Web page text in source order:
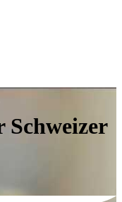
Schweizer